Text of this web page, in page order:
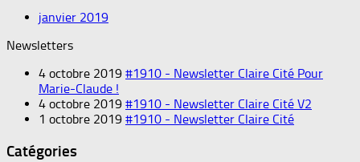
janvier 2019
Newsletters
4 octobre 2019 #1910 - Newsletter Claire Cité Pour
Marie-Claude !
4 octobre 2019 #1910 - Newsletter Claire Cité V2
1 octobre 2019 #1910 - Newsletter Claire Cité
Catégories